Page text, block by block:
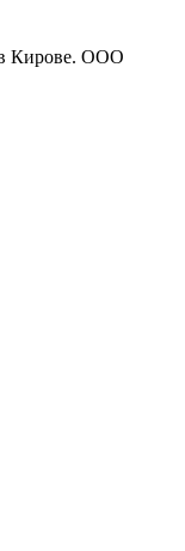
Кирове. ООО